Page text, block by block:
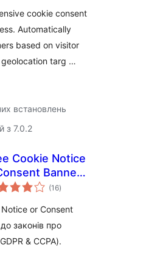
cookie consent
Automatically
based on visitor
targ …
встановлень
з 7.0.2
Cookie Notice
Banner
Privacy
DSGVO and
(16загальний
рейтинг
)
Notice or Consent
законів про
& CCPA).